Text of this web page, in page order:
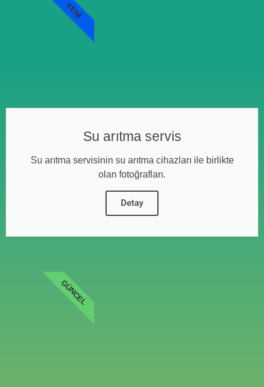
Su arıtma servis
Su arıtma servisinin su arıtma cihazları ile birlikte
olan fotoğrafları.
Detay
YENI
GÜNCEL